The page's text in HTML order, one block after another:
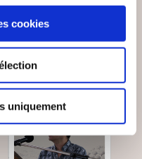
cookies
uniquement